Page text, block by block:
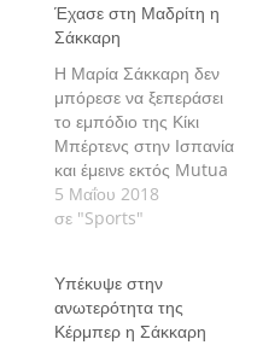
Έχασε στη Μαδρίτη η
Σάκκαρη
Η Μαρία Σάκκαρη δεν
μπόρεσε να ξεπεράσει
το εμπόδιο της Κίκι
Μπέρτενς στην Ισπανία
και έμεινε εκτός Mutua
Madrid Open.
5 Μαΐου 2018
σε "Sports"
Υπέκυψε στην
ανωτερότητα της
Κέρμπερ η Σάκκαρη